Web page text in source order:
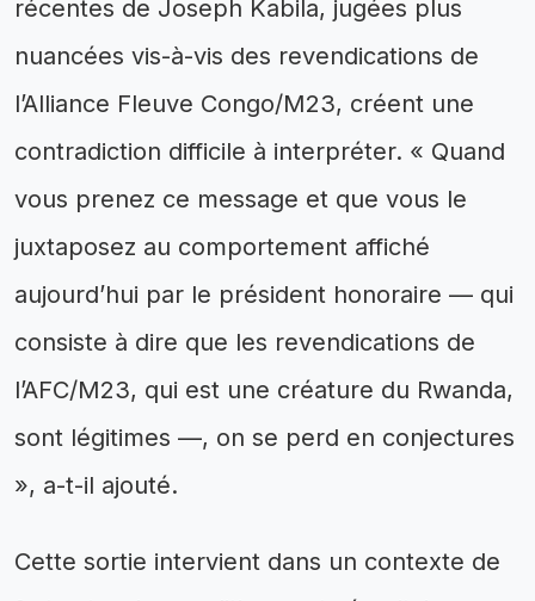
récentes de Joseph Kabila, jugées plus
nuancées vis-à-vis des revendications de
l’Alliance Fleuve Congo/M23, créent une
contradiction difficile à interpréter. « Quand
vous prenez ce message et que vous le
juxtaposez au comportement affiché
aujourd’hui par le président honoraire — qui
consiste à dire que les revendications de
l’AFC/M23, qui est une créature du Rwanda,
sont légitimes —, on se perd en conjectures
», a-t-il ajouté.
Cette sortie intervient dans un contexte de